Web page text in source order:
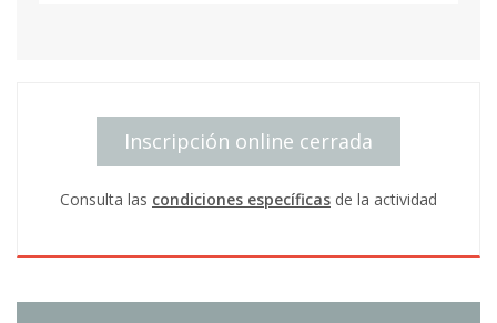
Inscripción online cerrada
Consulta las condiciones específicas de la actividad